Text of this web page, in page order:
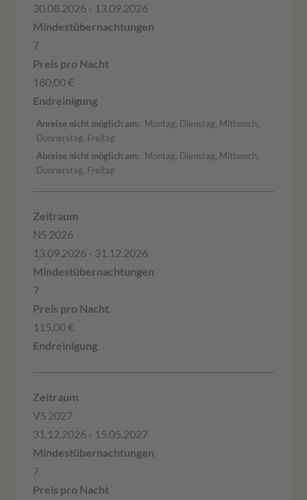
30.08.2026 - 13.09.2026
7
180,00 €
Anreise nicht möglich am
Montag, Dienstag, Mittwoch,
Donnerstag, Freitag
Abreise nicht möglich am
Montag, Dienstag, Mittwoch,
Donnerstag, Freitag
NS 2026
13.09.2026 - 31.12.2026
7
115,00 €
VS 2027
31.12.2026 - 15.05.2027
7